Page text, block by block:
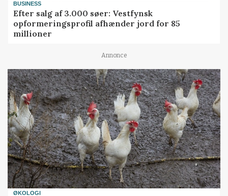
BUSINESS
Efter salg af 3.000 søer: Vestfynsk
opformeringsprofil afhænder jord for 85
millioner
Annonce
ØKOLOGI